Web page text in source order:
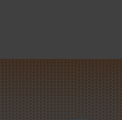
Direct
door